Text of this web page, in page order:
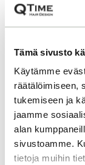
Tämä sivusto
Käytämme
räätälöimiseen,
tukemiseen ja
jaamme
alan
sivustoamme.
tietoja muihin